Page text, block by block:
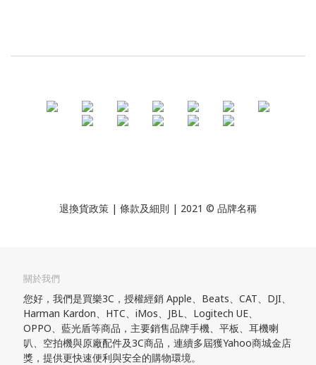
退換貨政策 | 條款及細則 | 2021 © 品牌名稱
關於我們
您好，我們是買樂3C，授權經銷 Apple、Beats、CAT、DJI、
Harman Kardon、HTC、iMos、JBL、Logitech UE、
OPPO、藍光盾等商品，主要銷售品牌手機、平板、耳機喇
叭、空拍機與原廠配件及3C商品，連續多屆獲Yahoo商城金店
獎，提供更快速便利與安全的購物環境。